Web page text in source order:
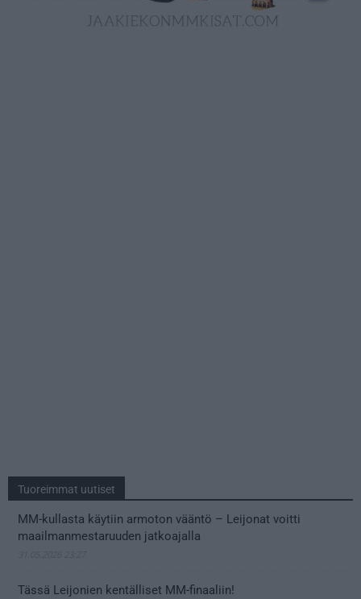
Tuoreimmat uutiset
MM-kullasta käytiin armoton vääntö – Leijonat voitti
maailmanmestaruuden jatkoajalla
Tässä Leijonien kentälliset MM-finaaliin!